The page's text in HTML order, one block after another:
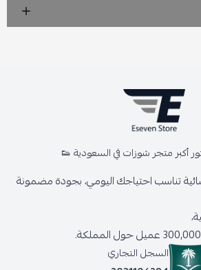
أكبر متجر شوزات في السعودية 👟
تناسب احتياجك اليومي، بجودة مضمونة
السجل التجاري